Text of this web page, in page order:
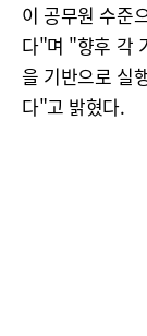
이 공무원 수준
다"며 "향후 각
을 기반으로 실
다"고 밝혔다.